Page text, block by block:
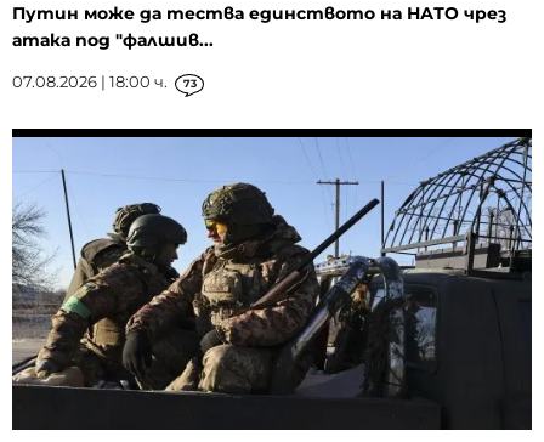
Путин може да тества единството на НАТО чрез
атака под "фалшив...
07.08.2026 | 18:00 ч. 73